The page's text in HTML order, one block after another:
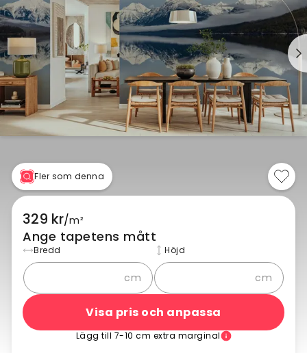
Fler som denna
329 kr/m²
Ange tapetens mått
Bredd
cm
Höjd
cm
Visa pris och anpassa
Lägg till 7-10 cm extra marginal